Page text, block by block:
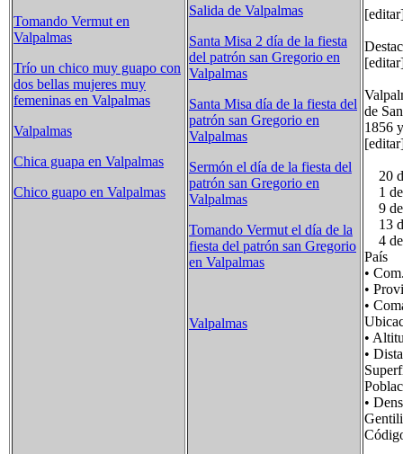
Tomando Vermut en
Valpalmas
Trío un chico muy guapo con
dos bellas mujeres muy
femeninas en Valpalmas
Valpalmas
Chica guapa en Valpalmas
Chico guapo en Valpalmas
Salida de Valpalmas
Santa Misa 2 día de la fiesta
del patrón san Gregorio en
Valpalmas
Santa Misa día de la fiesta del
patrón san Gregorio en
Valpalmas
Sermón el día de la fiesta del
patrón san Gregorio en
Valpalmas
Tomando Vermut el día de la
fiesta del patrón san Gregorio
en Valpalmas
Valpalmas
de
1856
20
1 de
9 de
13
4 de
País
•
•
•
•
•
•